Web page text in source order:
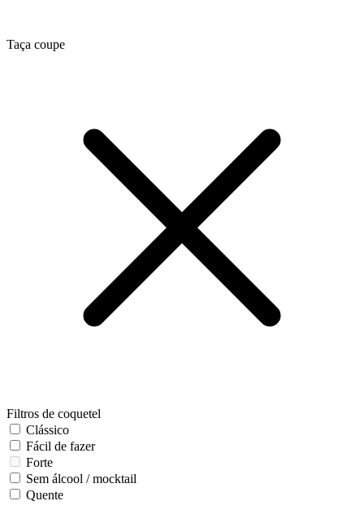
Taça coupe
Filtros de coquetel
Clássico
Fácil de fazer
Forte
Sem álcool / mocktail
Quente